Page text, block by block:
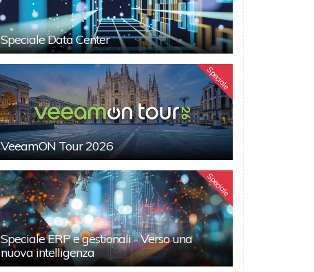
Speciale Data Center
Speciale
VeeamON Tour 2026
Speciale
Speciale ERP e gestionali - Verso una
nuova intelligenza